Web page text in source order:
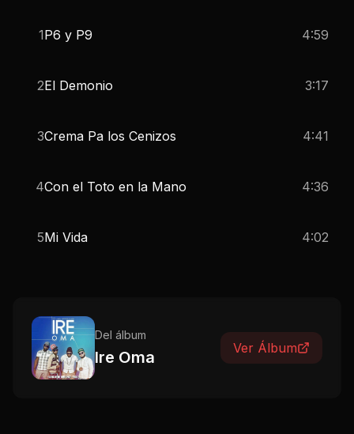
1P6 y P9 4:59
2El Demonio 3:17
3Crema Pa los Cenizos 4:41
4Con el Toto en la Mano 4:36
5Mi Vida 4:02
Del álbum
Ire Oma Ver Álbum